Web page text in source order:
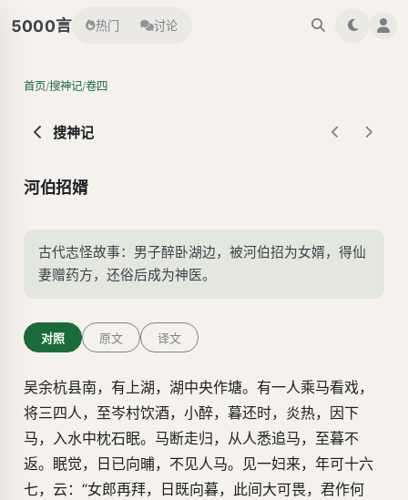
5000言 热门 讨论
首页/搜神记/卷四
搜神记
河伯招婿
古代志怪故事：男子醉卧湖边，被河伯招为女婿，得仙
妻赠药方，还俗后成为神医。
对照 原文 译文
吴余杭县南，有上湖，湖中央作塘。有一人乘马看戏，
将三四人，至岑村饮酒，小醉，暮还时，炎热，因下
马，入水中枕石眠。马断走归，从人悉追马，至暮不
返。眠觉，日已向晡，不见人马。见一妇来，年可十六
七，云：“女郎再拜，日既向暮，此间大可畏，君作何